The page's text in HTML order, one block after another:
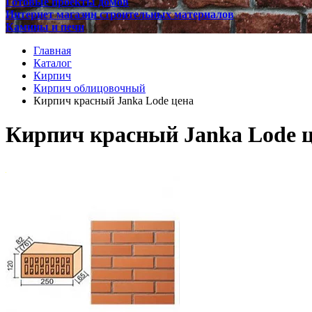
Интернет магазин строительных материалов
Камины и печи
Главная
Каталог
Кирпич
Кирпич облицовочный
Кирпич красный Janka Lode цена
Кирпич красный Janka Lode